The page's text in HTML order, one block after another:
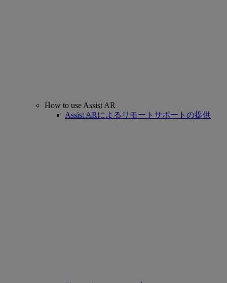
How to use Assist AR
Assist ARによるリモートサポートの提供